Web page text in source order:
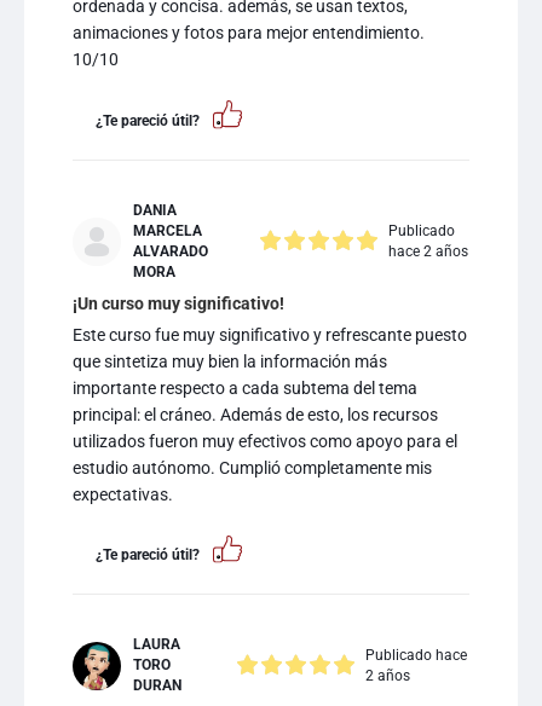
ordenada y concisa. además, se usan textos,
animaciones y fotos para mejor entendimiento.
10/10
¿Te pareció útil?
DANIA
MARCELA
ALVARADO
MORA
Publicado
hace 2 años
¡Un curso muy significativo!
Este curso fue muy significativo y refrescante puesto
que sintetiza muy bien la información más
importante respecto a cada subtema del tema
principal: el cráneo. Además de esto, los recursos
utilizados fueron muy efectivos como apoyo para el
estudio autónomo. Cumplió completamente mis
expectativas.
¿Te pareció útil?
LAURA
TORO
DURAN
Publicado hace
2 años